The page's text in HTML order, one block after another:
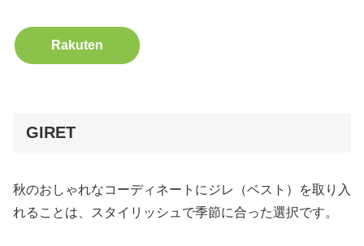
Rakuten
GIRET
秋のおしゃれなコーディネートにジレ（ベスト）を取り入
れることは、スタイリッシュで季節に合った選択です。